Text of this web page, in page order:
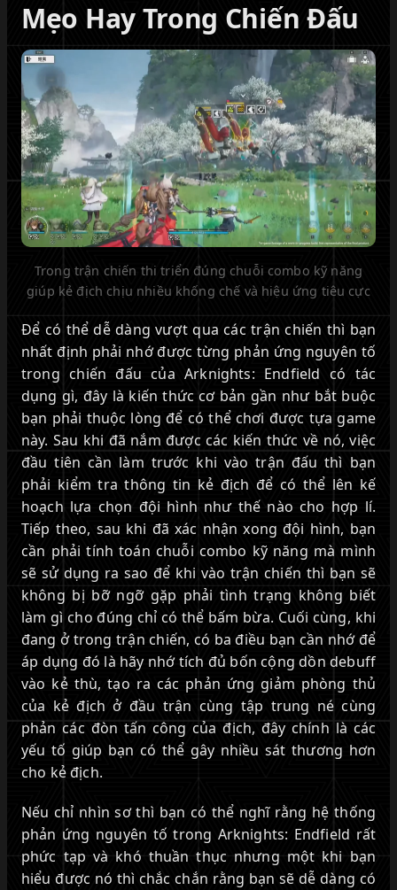
Mẹo Hay Trong Chiến Đấu
Trong trận chiến thi triển đúng chuỗi combo kỹ năng
giúp kẻ địch chịu nhiều khống chế và hiệu ứng tiêu cực
Để có thể dễ dàng vượt qua các trận chiến thì bạn
nhất định phải nhớ được từng phản ứng nguyên tố
trong chiến đấu của Arknights: Endfield có tác
dụng gì, đây là kiến thức cơ bản gần như bắt buộc
bạn phải thuộc lòng để có thể chơi được tựa game
này. Sau khi đã nắm được các kiến thức về nó, việc
đầu tiên cần làm trước khi vào trận đấu thì bạn
phải kiểm tra thông tin kẻ địch để có thể lên kế
hoạch lựa chọn đội hình như thế nào cho hợp lí.
Tiếp theo, sau khi đã xác nhận xong đội hình, bạn
cần phải tính toán chuỗi combo kỹ năng mà mình
sẽ sử dụng ra sao để khi vào trận chiến thì bạn sẽ
không bị bỡ ngỡ gặp phải tình trạng không biết
làm gì cho đúng chỉ có thể bấm bừa. Cuối cùng, khi
đang ở trong trận chiến, có ba điều bạn cần nhớ để
áp dụng đó là hãy nhớ tích đủ bốn cộng dồn debuff
vào kẻ thù, tạo ra các phản ứng giảm phòng thủ
của kẻ địch ở đầu trận cùng tập trung né cùng
phản các đòn tấn công của địch, đây chính là các
yếu tố giúp bạn có thể gây nhiều sát thương hơn
cho kẻ địch.
Nếu chỉ nhìn sơ thì bạn có thể nghĩ rằng hệ thống
phản ứng nguyên tố trong Arknights: Endfield rất
phức tạp và khó thuần thục nhưng một khi bạn
hiểu được nó thì chắc chắn rằng bạn sẽ dễ dàng có